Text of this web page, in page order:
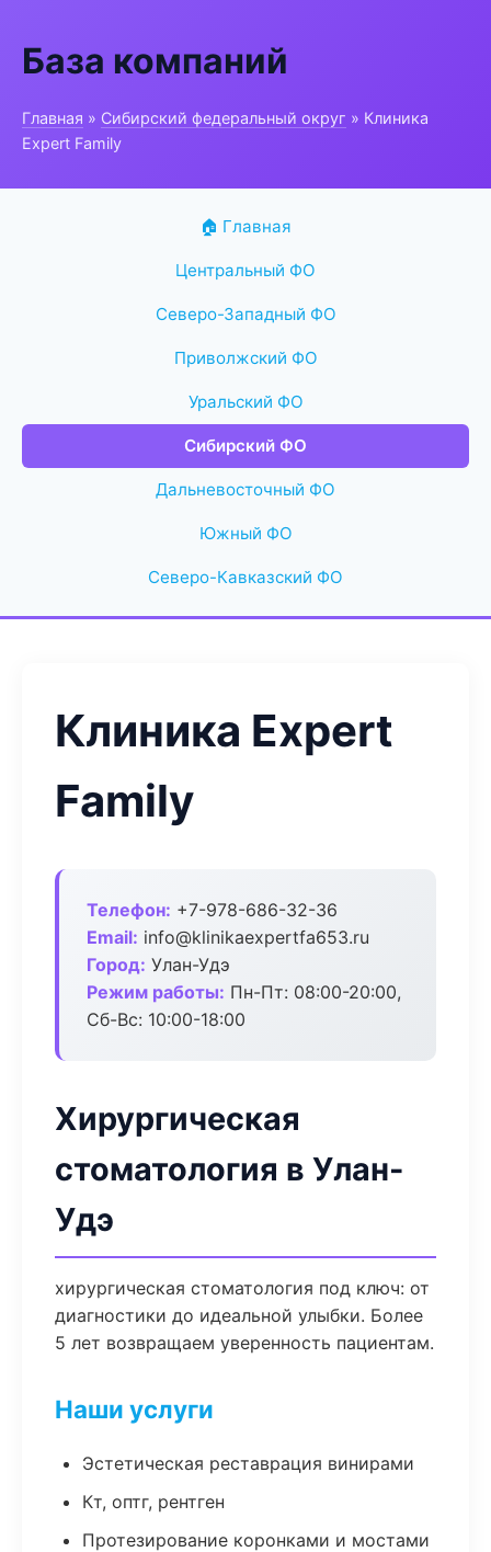
База компаний
Главная » Сибирский федеральный округ » Клиника
Expert Family
🏠 Главная
Центральный ФО
Северо-Западный ФО
Приволжский ФО
Уральский ФО
Сибирский ФО
Дальневосточный ФО
Южный ФО
Северо-Кавказский ФО
Клиника Expert
Family
Телефон: +7-978-686-32-36
Email: info@klinikaexpertfa653.ru
Город: Улан-Удэ
Режим работы: Пн-Пт: 08:00-20:00,
Сб-Вс: 10:00-18:00
Хирургическая
стоматология в Улан-
Удэ
хирургическая стоматология под ключ: от
диагностики до идеальной улыбки. Более
5 лет возвращаем уверенность пациентам.
Наши услуги
Эстетическая реставрация винирами
Кт, оптг, рентген
Протезирование коронками и мостами